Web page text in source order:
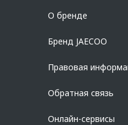
О бренде
Бренд JAECOO
Правовая
Обратная связь
Онлайн-сервисы